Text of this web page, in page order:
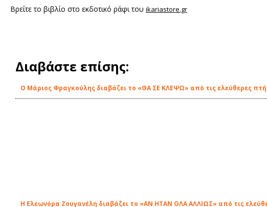
Βρείτε το βιβλίο στο εκδοτικό ράφι του ikariastore.gr
Διαβάστε επίσης:
O Μάριος Φραγκούλης διαβάζει το «ΘΑ ΣΕ ΚΛΕΨΩ» από τις ελεύθερες
Η Ελεωνόρα Ζουγανέλη διαβάζει το «ΑΝ ΗΤΑΝ ΟΛΑ ΑΛΛΙΩΣ» από τις